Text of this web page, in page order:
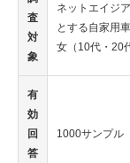
査
対
象
ネットエイジ
とする自家用
女（10代・20
有
効
回
答
1000サンプル